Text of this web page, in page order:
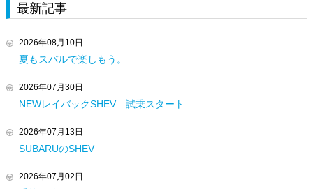
最新記事
2026年08月10日
夏もスバルで楽しもう。
2026年07月30日
NEWレイバックSHEV 試乗スタート
2026年07月13日
SUBARUのSHEV
2026年07月02日